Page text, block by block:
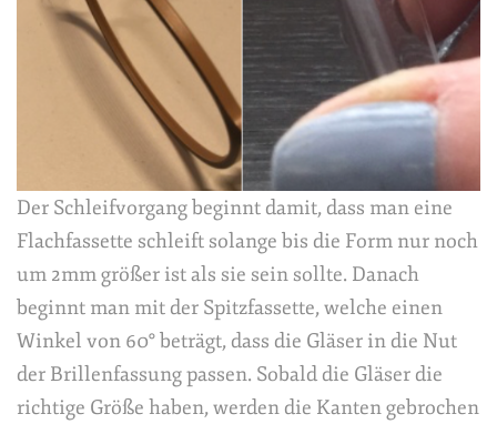
Der Schleifvorgang beginnt damit, dass man eine
Flachfassette schleift solange bis die Form nur noch
um 2mm größer ist als sie sein sollte. Danach
beginnt man mit der Spitzfassette, welche einen
Winkel von 60° beträgt, dass die Gläser in die Nut
der Brillenfassung passen. Sobald die Gläser die
richtige Größe haben, werden die Kanten gebrochen